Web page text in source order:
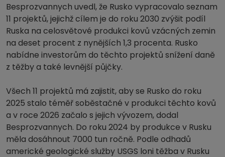
Besprozvannych uvedl, že Rusko vypracovalo seznam
11 projektů, jejichž cílem je do roku 2030 zvýšit podíl
Ruska na celosvětové produkci kovů vzácných zemin
na deset procent z nynějších 1,3 procenta. Rusko
nabídne investorům do těchto projektů snížení daně
z těžby a také levnější půjčky.
Všech 11 projektů má zajistit, aby se Rusko do roku
2025 stalo téměř soběstačné v produkci těchto kovů
a v roce 2026 začalo s jejich vývozem, dodal
Besprozvannych. Do roku 2024 by produkce v Rusku
měla dosáhnout 7000 tun ročně. Podle odhadů
americké geologické služby USGS loni těžba v Rusku